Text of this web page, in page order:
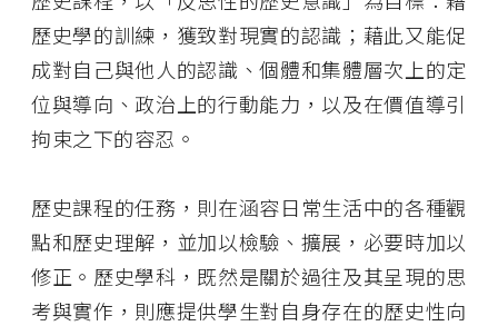
歷史學的訓練，獲致對現實的認識；藉此又能促
成對自己與他人的認識、個體和集體層次上的定
位與導向、政治上的行動能力，以及在價值導引
拘束之下的容忍。
歷史課程的任務，則在涵容日常生活中的各種觀
點和歷史理解，並加以檢驗、擴展，必要時加以
修正。歷史學科，既然是關於過往及其呈現的思
考與實作，則應提供學生對自身存在的歷史性向